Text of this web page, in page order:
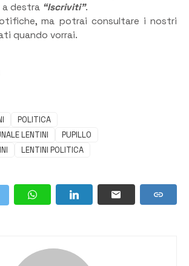
destra “Iscriviti”.
ma potrai consultare i nostri
quando vorrai.
POLITICA
LENTINI
PUPILLO
LENTINI POLITICA